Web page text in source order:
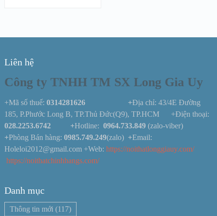
Liên hệ
Công ty TNHH TM SX Long Gia Uy
+Mã số thuế: 0314281626 +Địa chỉ: 43/4E Đường
185, P.Phước Long B, TP.Thủ Đức(Q9), TP.HCM +Điện thoại:
028.2253.6742 +Hotline: 0964.733.849 (zalo-viber)
+Phòng Bán hàng: 0985.749.249(zalo) +Email:
Holeloi2012@gmail.com +Web: https://noithatlonggiauy.com/
https://noithatchinhhangs.com/
Danh mục
Thông tin mới (117)